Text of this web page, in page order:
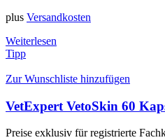
plus Versandkosten
Weiterlesen
Tipp
Zur Wunschliste hinzufügen
VetExpert VetoSkin 60
Preise exklusiv für registrierte